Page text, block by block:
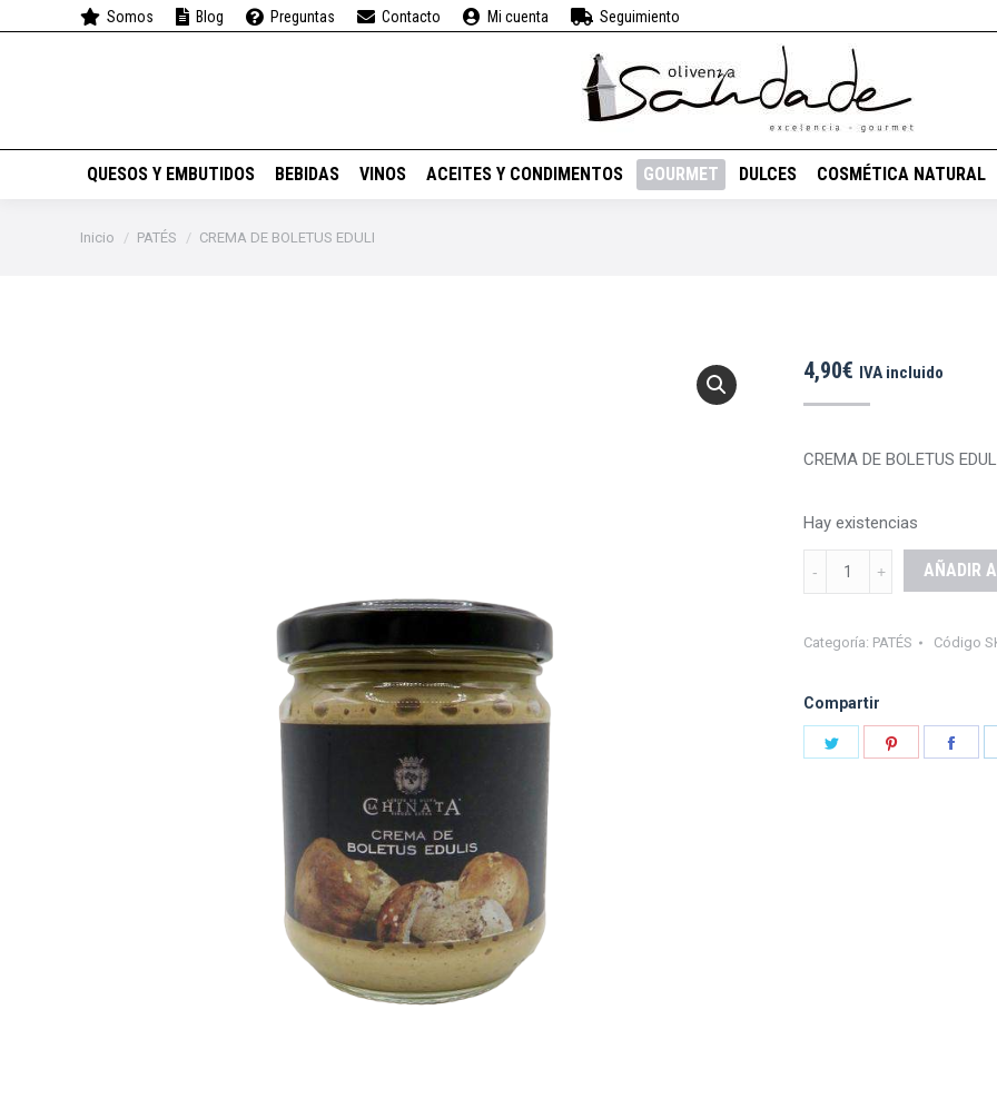
Somos Blog Preguntas Contacto Mi cuenta Seguimiento
QUESOS Y EMBUTIDOS BEBIDAS VINOS ACEITES Y CONDIMENTOS GOURMET DULCES COSMÉTICA NATURAL
Estás aquí:
Inicio PATÉS CREMA DE BOLETUS EDULI
4,90€ IVA incluido
CREMA DE BOLETUS
Hay existencias
CREMA
DE
EDULI
AÑADIR
Categoría: PATÉS Código
Compartir
QUESOS Y EMBUTIDOS BEBIDAS VINOS ACEITES Y CONDIMENTOS